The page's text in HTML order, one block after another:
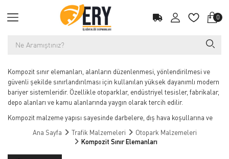
0
Kompozit sınır elemanları, alanların düzenlenmesi, yönlendirilmesi ve
güvenli şekilde sınırlandırılması için kullanılan yüksek dayanımlı modern
bariyer sistemleridir. Özellikle otoparklar, endüstriyel tesisler, fabrikalar,
depo alanları ve kamu alanlarında yaygın olarak tercih edilir.
Kompozit malzeme yapısı sayesinde darbelere, dış hava koşullarına ve
yoğun kullanıma karşı yüksek dayanıklılık sunar. Paslanmaz ve
çürümeye karşı dirençli yapısıyla uzun ömürlü bir kullanım sağlar.
Estetik görünümü ve modüler yapısı sayesinde hem iç hem dış
Ana Sayfa Trafik Malzemeleri
Otopark Malzemeleri
Kompozit Sınır Elemanları